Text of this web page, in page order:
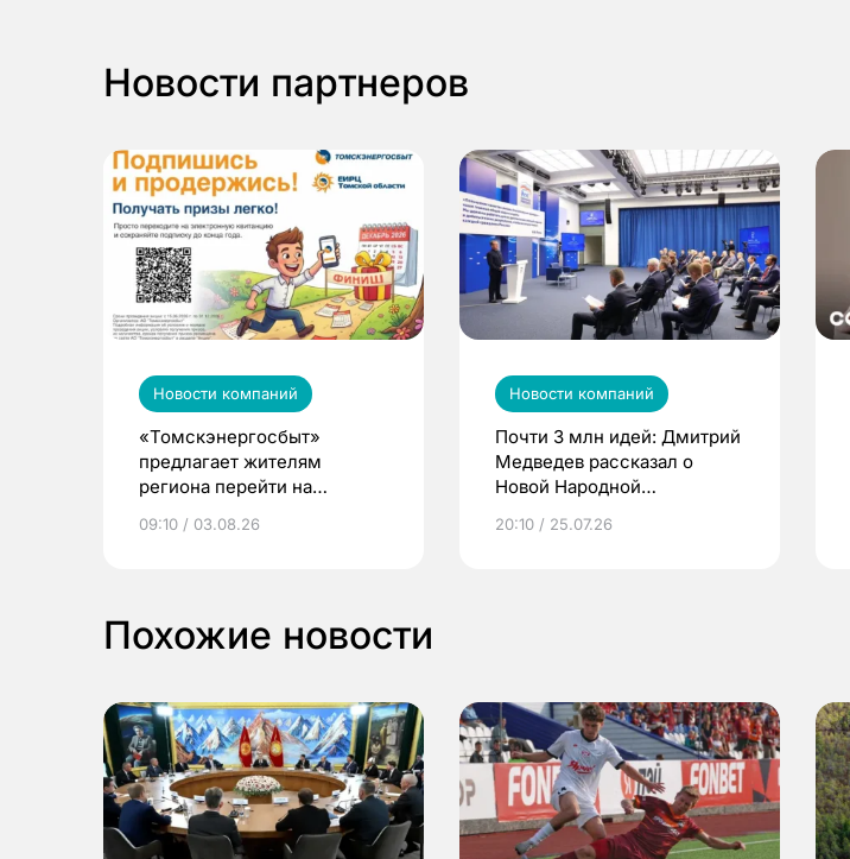
Новости партнеров
Новости компаний
«Томскэнергосбыт»
предлагает жителям
региона перейти на
выиграть призы
09:10 / 03.08.26
Новости компаний
Почти 3 млн идей: Дмитрий
Медведев рассказал о
Новой Народной
20:10 / 25.07.26
Похожие новости